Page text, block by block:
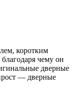
чему он
дверные
— дверные